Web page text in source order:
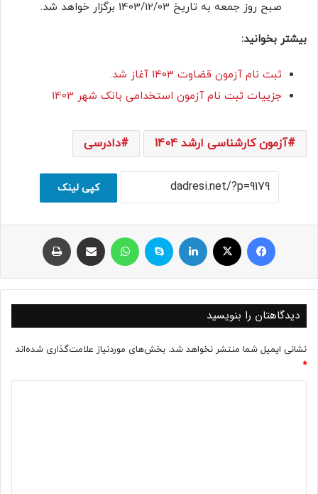
صبح روز جمعه به تاریخ 1403/12/03 برگزار خواهد شد.
بیشتر بخوانید:
ثبت نام آزمون قضاوت 1403 آغاز شد.
جزییات ثبت نام آزمون استخدامی بانک شهر 1403
آزمون کارشناسی ارشد 1404 دادرسی
کپی لینک
فیسبوک ایکس لینکداین اسکایپ واتس آپ اشتراک با ایمیل
دیدگاهتان را بنویسید
نشانی ایمیل شما منتشر نخواهد شد. بخش‌های موردنیاز علامت‌گذاری شده‌اند
*